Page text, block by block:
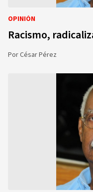
OPINIÓN
Racismo,
PorCésar Pérez